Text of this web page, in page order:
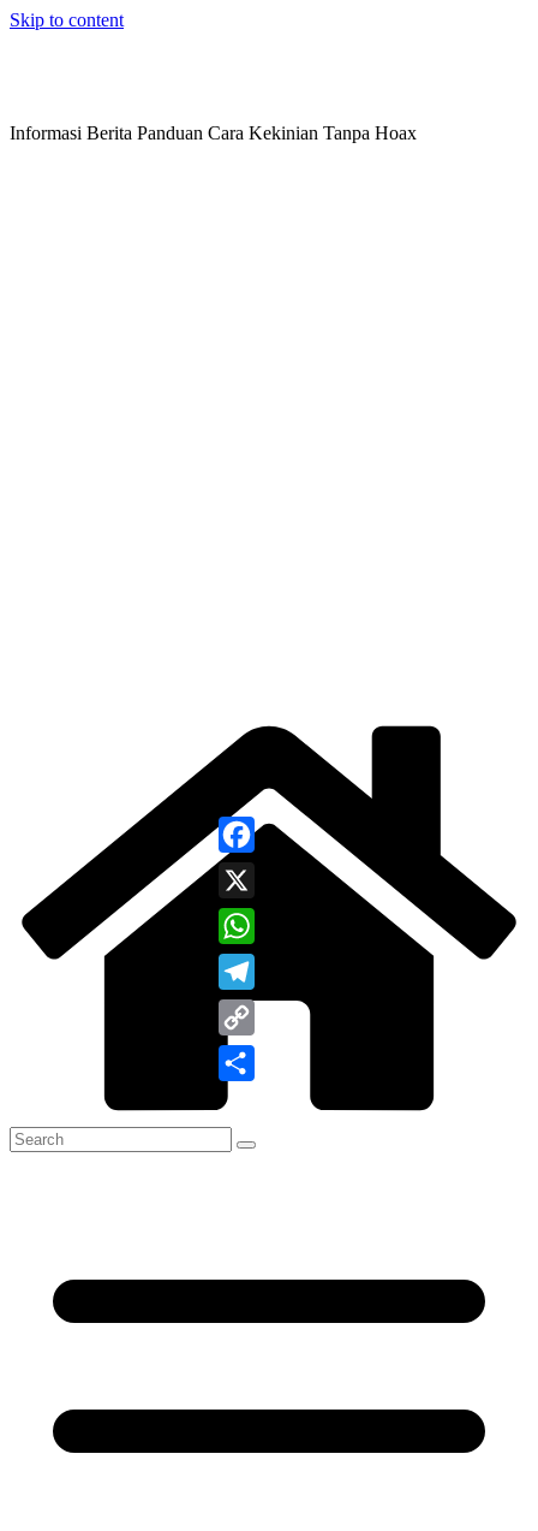
Skip to content
Informasi Berita Panduan Cara Kekinian Tanpa Hoax
Facebook
X
WhatsApp
Telegram
Copy
Share